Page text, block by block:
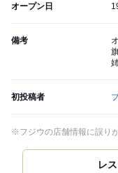
オープン日
備考
初投稿者
※フジウの店舗情報に誤り
レ